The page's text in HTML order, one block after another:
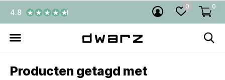
0 0
4.8
Producten getagd met